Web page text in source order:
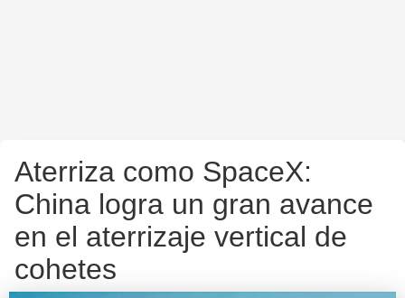
Aterriza como SpaceX:
China logra un gran avance
en el aterrizaje vertical de
cohetes